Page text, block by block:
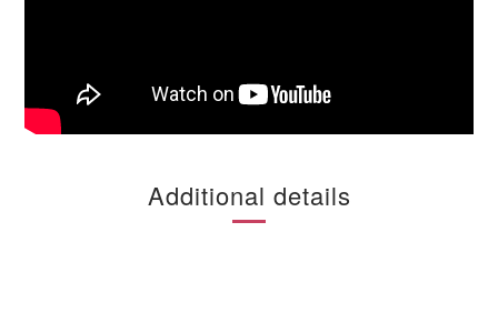
Additional details